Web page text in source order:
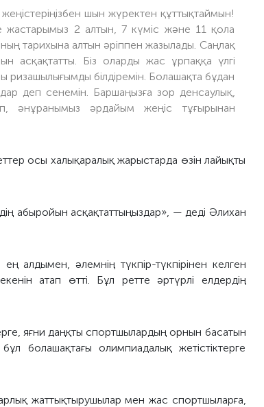
шын жүректен құттықтаймын!
жастарымыз 2 алтын, 7 күміс және 11 қола
тарихына алтын әріппен жазылады. Саңлақ
асқақтатты. Біз оларды жас ұрпаққа үлгі
ризашылығымды білдіремін. Болашақта бұдан
деп сенемін. Баршаңызға зор денсаулық,
әнұранымыз әрдайым жеңіс тұғырынан
осы халықаралық жарыстарда өзін лайықты
абыройын асқақтаттыңыздар», — деді Әлихан
әлемнің түкпір-түкпірінен келген
атап өтті. Бұл ретте әртүрлі елдердің
яғни даңқты спортшылардың орнын басатын
болашақтағы олимпиадалық жетістіктерге
жаттықтырушылар мен жас спортшыларға,